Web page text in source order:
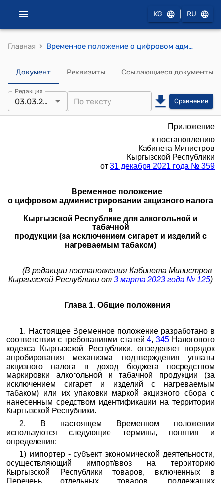
KG RU
Главная › Временное положение о цифровом администрировании акцизного налога в Кыргызской Республике для алкогольной и табачной продукции (за исключением сигарет и изделий с нагреваемым табаком) (к постановлению Кабинета Министров Кыргызской Республики от 31 декабря 2021 года № 359)
Документ Реквизиты Ссылающиеся документы
Редакция
03.03.2023 Сравнение